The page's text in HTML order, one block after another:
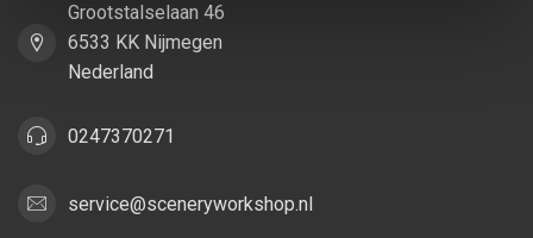
Grootstalselaan 46
6533 KK Nijmegen
Nederland
0247370271
service@sceneryworkshop.nl